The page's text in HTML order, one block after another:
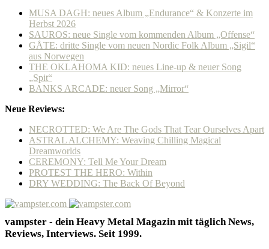
MUSA DAGH: neues Album „Endurance“ & Konzerte im
Herbst 2026
SAUROS: neue Single vom kommenden Album „Offense“
GÅTE: dritte Single vom neuen Nordic Folk Album „Sigil“
aus Norwegen
THE OKLAHOMA KID: neues Line-up & neuer Song
„Spit“
BANKS ARCADE: neuer Song „Mirror“
Neue Reviews:
NECROTTED: We Are The Gods That Tear Ourselves Apart
ASTRAL ALCHEMY: Weaving Chilling Magical
Dreamworlds
CEREMONY: Tell Me Your Dream
PROTEST THE HERO: Within
DRY WEDDING: The Back Of Beyond
vampster - dein Heavy Metal Magazin mit täglich News,
Reviews, Interviews. Seit 1999.